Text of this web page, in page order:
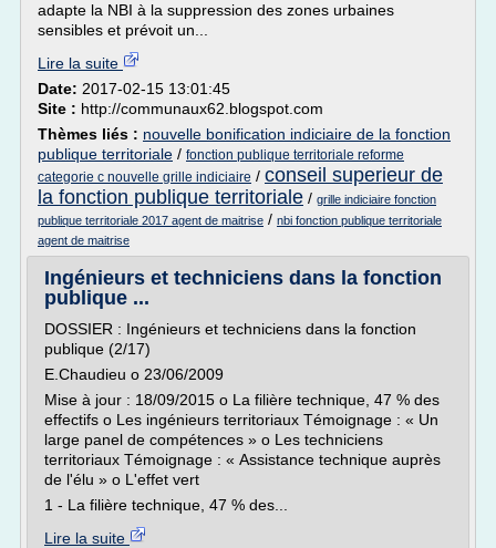
adapte la NBI à la suppression des zones urbaines
sensibles et prévoit un...
Lire la suite
Date: 2017-02-15 13:01:45
Site : http://communaux62.blogspot.com
Thèmes liés : nouvelle bonification indiciaire de la fonction
publique territoriale / fonction publique territoriale reforme
categorie c nouvelle grille indiciaire / conseil superieur de
la fonction publique territoriale / grille indiciaire fonction
publique territoriale 2017 agent de maitrise / nbi fonction publique territoriale
agent de maitrise
Ingénieurs et techniciens dans la fonction
publique ...
DOSSIER : Ingénieurs et techniciens dans la fonction
publique (2/17)
E.Chaudieu o 23/06/2009
Mise à jour : 18/09/2015 o La filière technique, 47 % des
effectifs o Les ingénieurs territoriaux Témoignage : « Un
large panel de compétences » o Les techniciens
territoriaux Témoignage : « Assistance technique auprès
de l'élu » o L'effet vert
1 - La filière technique, 47 % des...
Lire la suite